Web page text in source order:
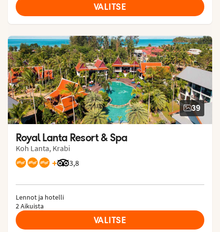
VALITSE
39
Royal Lanta Resort & Spa
Koh Lanta, Krabi
+ 3,8
Arvostelut Tripadvisorista: 3.8 of 5
Lennot ja hotelli
2 Aikuista
VALITSE